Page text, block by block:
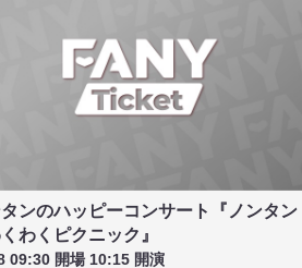
ンのハッピーコンサート『ノンタン
わくピクニック』
09:30 開場 10:15 開演